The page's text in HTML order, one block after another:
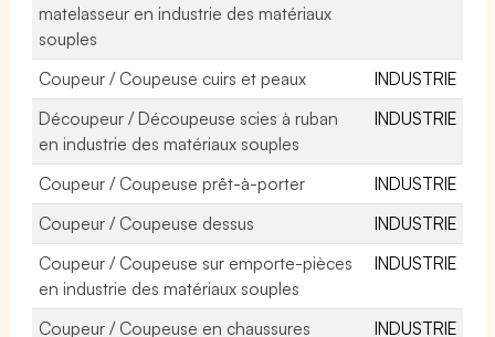
matelasseur en industrie des matériaux
souples
Coupeur / Coupeuse cuirs et peaux
INDUSTRIE
Découpeur / Découpeuse scies à ruban
en industrie des matériaux souples
INDUSTRIE
Coupeur / Coupeuse prêt-à-porter
INDUSTRIE
Coupeur / Coupeuse dessus
INDUSTRIE
Coupeur / Coupeuse sur emporte-pièces
en industrie des matériaux souples
INDUSTRIE
Coupeur / Coupeuse en chaussures
INDUSTRIE